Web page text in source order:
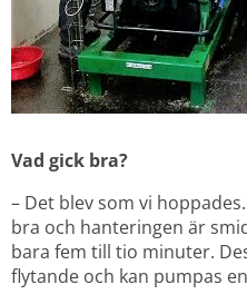
Vad gick bra?
– Det blev som vi
bra och hanteringen är
bara fem till tio minuter.
flytande och kan pumpas